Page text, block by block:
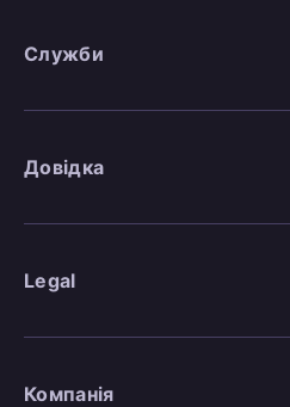
Служби
Довідка
Legal
Компанія